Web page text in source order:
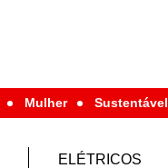
Mulher Sustentável
ELÉTRICOS